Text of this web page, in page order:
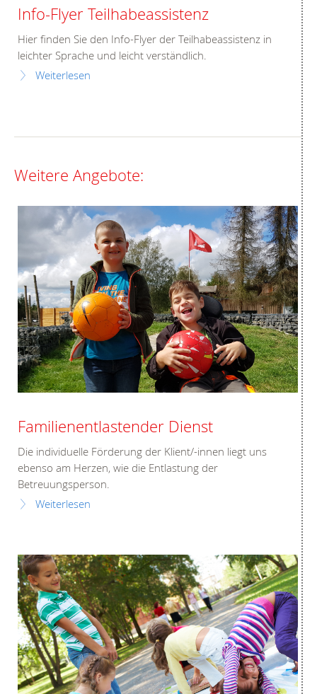
Info-Flyer Teilhabeassistenz
Hier finden Sie den Info-Flyer der Teilhabeassistenz in
leichter Sprache und leicht verständlich.
Weiterlesen
Weitere Angebote:
Familienentlastender Dienst
Die individuelle Förderung der Klient/-innen liegt uns
ebenso am Herzen, wie die Entlastung der
Betreuungsperson.
Weiterlesen